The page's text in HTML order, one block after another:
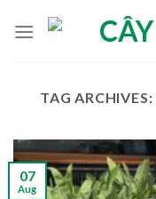
TAG ARCHIVES:
07
Aug